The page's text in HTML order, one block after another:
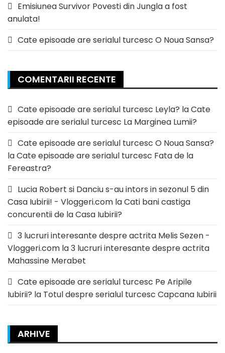
Emisiunea Survivor Povesti din Jungla a fost
anulata!
Cate episoade are serialul turcesc O Noua Sansa?
COMENTARII RECENTE
Cate episoade are serialul turcesc Leyla? laCate
episoade are serialul turcesc La Marginea Lumii?
Cate episoade are serialul turcesc O Noua Sansa?
laCate episoade are serialul turcesc Fata de la
Fereastra?
Lucia Robert si Danciu s-au intors in sezonul 5 din
Casa Iubirii! - Vloggeri.com laCati bani castiga
concurentii de la Casa Iubirii?
3 lucruri interesante despre actrita Melis Sezen -
Vloggeri.com la3 lucruri interesante despre actrita
Mahassine Merabet
Cate episoade are serialul turcesc Pe Aripile
Iubirii? la Totul despre serialul turcesc Capcana Iubirii
ARHIVE